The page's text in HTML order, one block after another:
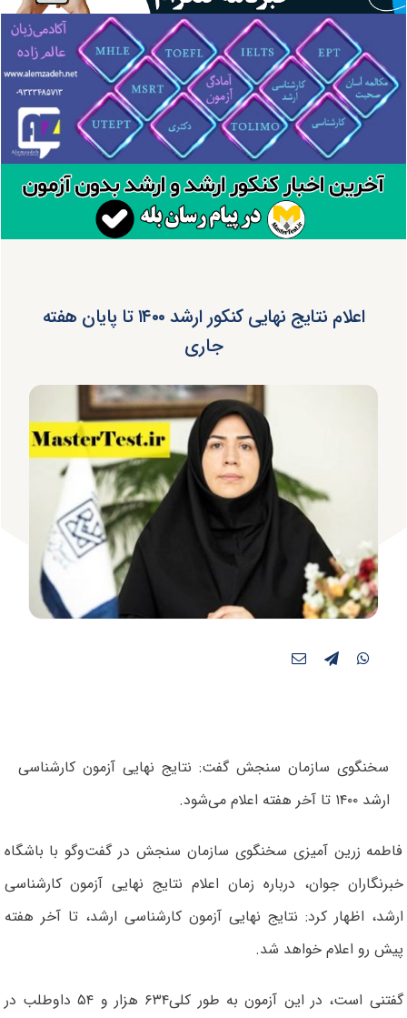
اعلام نتایج نهایی کنکور ارشد ۱۴۰۰ تا پایان هفته
جاری
سخنگوی سازمان سنجش گفت: نتایج نهایی آزمون کارشناسی
ارشد ۱۴۰۰ تا آخر هفته اعلام می‌شود.
فاطمه زرین آمیزی سخنگوی سازمان سنجش در گفت‌وگو با باشگاه
خبرنگاران جوان، درباره زمان اعلام نتایج نهایی آزمون کارشناسی
ارشد، اظهار کرد: نتایج نهایی آزمون کارشناسی ارشد، تا آخر هفته
پیش رو اعلام خواهد شد.
گفتنی است، در این آزمون به طور کلی۶۳۴ هزار و ۵۴ داوطلب در